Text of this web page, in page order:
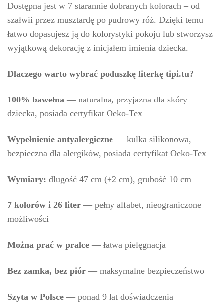
Dostępna jest w 7 starannie dobranych kolorach – od
szałwii przez musztardę po pudrowy róż. Dzięki temu
łatwo dopasujesz ją do kolorystyki pokoju lub stworzysz
wyjątkową dekorację z inicjałem imienia dziecka.
Dlaczego warto wybrać poduszkę literkę tipi.tu?
100% bawełna — naturalna, przyjazna dla skóry
dziecka, posiada certyfikat Oeko-Tex
Wypełnienie antyalergiczne — kulka silikonowa,
bezpieczna dla alergików, posiada certyfikat Oeko-Tex
Wymiary: długość 47 cm (±2 cm), grubość 10 cm
7 kolorów i 26 liter — pełny alfabet, nieograniczone
możliwości
Można prać w pralce — łatwa pielęgnacja
Bez zamka, bez piór — maksymalne bezpieczeństwo
Szyta w Polsce — ponad 9 lat doświadczenia